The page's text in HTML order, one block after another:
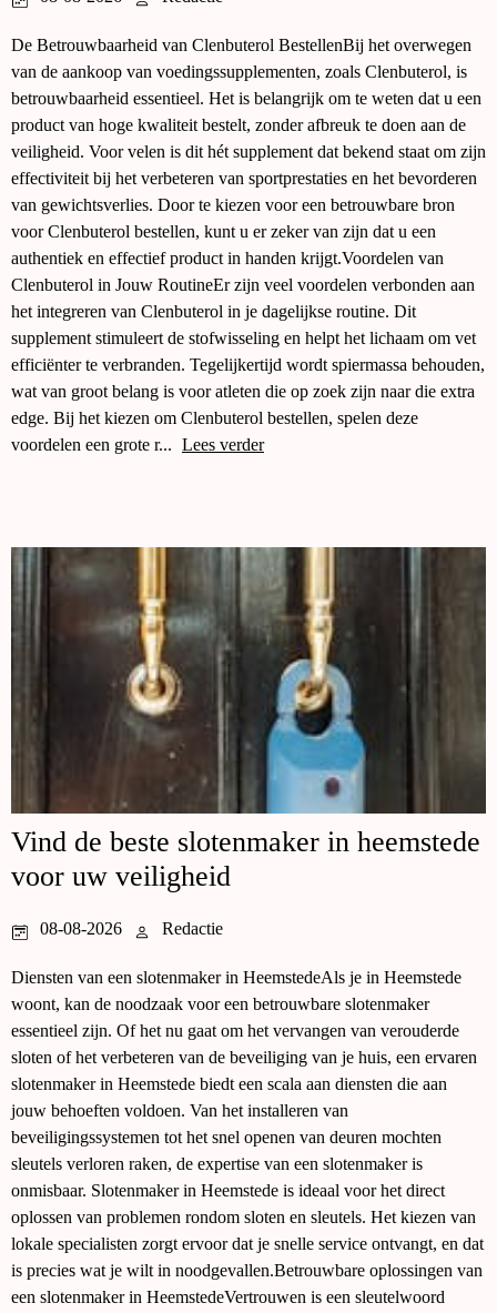
De Betrouwbaarheid van Clenbuterol BestellenBij het overwegen
van de aankoop van voedingssupplementen, zoals Clenbuterol, is
betrouwbaarheid essentieel. Het is belangrijk om te weten dat u een
product van hoge kwaliteit bestelt, zonder afbreuk te doen aan de
veiligheid. Voor velen is dit hét supplement dat bekend staat om zijn
effectiviteit bij het verbeteren van sportprestaties en het bevorderen
van gewichtsverlies. Door te kiezen voor een betrouwbare bron
voor Clenbuterol bestellen, kunt u er zeker van zijn dat u een
authentiek en effectief product in handen krijgt.Voordelen van
Clenbuterol in Jouw RoutineEr zijn veel voordelen verbonden aan
het integreren van Clenbuterol in je dagelijkse routine. Dit
supplement stimuleert de stofwisseling en helpt het lichaam om vet
efficiënter te verbranden. Tegelijkertijd wordt spiermassa behouden,
wat van groot belang is voor atleten die op zoek zijn naar die extra
edge. Bij het kiezen om Clenbuterol bestellen, spelen deze
voordelen een grote r... Lees verder
Vind de beste slotenmaker in heemstede
voor uw veiligheid
08-08-2026 Redactie
Diensten van een slotenmaker in HeemstedeAls je in Heemstede
woont, kan de noodzaak voor een betrouwbare slotenmaker
essentieel zijn. Of het nu gaat om het vervangen van verouderde
sloten of het verbeteren van de beveiliging van je huis, een ervaren
slotenmaker in Heemstede biedt een scala aan diensten die aan
jouw behoeften voldoen. Van het installeren van
beveiligingssystemen tot het snel openen van deuren mochten
sleutels verloren raken, de expertise van een slotenmaker is
onmisbaar. Slotenmaker in Heemstede is ideaal voor het direct
oplossen van problemen rondom sloten en sleutels. Het kiezen van
lokale specialisten zorgt ervoor dat je snelle service ontvangt, en dat
is precies wat je wilt in noodgevallen.Betrouwbare oplossingen van
een slotenmaker in HeemstedeVertrouwen is een sleutelwoord